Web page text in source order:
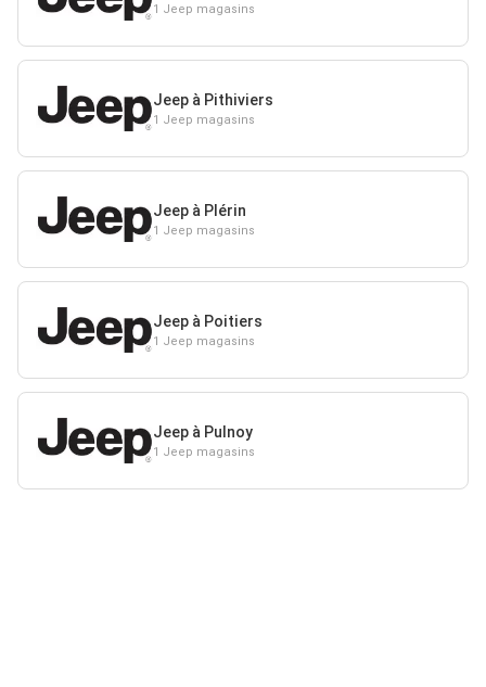
1 Jeep magasins
Jeep à Pithiviers
1 Jeep magasins
Jeep à Plérin
1 Jeep magasins
Jeep à Poitiers
1 Jeep magasins
Jeep à Pulnoy
1 Jeep magasins